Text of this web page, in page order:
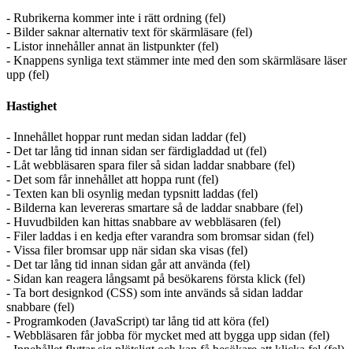
- Rubrikerna kommer inte i rätt ordning (fel)
- Bilder saknar alternativ text för skärmläsare (fel)
- Listor innehåller annat än listpunkter (fel)
- Knappens synliga text stämmer inte med den som skärmläsare läser
upp (fel)
Hastighet
- Innehållet hoppar runt medan sidan laddar (fel)
- Det tar lång tid innan sidan ser färdigladdad ut (fel)
- Låt webbläsaren spara filer så sidan laddar snabbare (fel)
- Det som får innehållet att hoppa runt (fel)
- Texten kan bli osynlig medan typsnitt laddas (fel)
- Bilderna kan levereras smartare så de laddar snabbare (fel)
- Huvudbilden kan hittas snabbare av webbläsaren (fel)
- Filer laddas i en kedja efter varandra som bromsar sidan (fel)
- Vissa filer bromsar upp när sidan ska visas (fel)
- Det tar lång tid innan sidan går att använda (fel)
- Sidan kan reagera långsamt på besökarens första klick (fel)
- Ta bort designkod (CSS) som inte används så sidan laddar
snabbare (fel)
- Programkoden (JavaScript) tar lång tid att köra (fel)
- Webbläsaren får jobba för mycket med att bygga upp sidan (fel)